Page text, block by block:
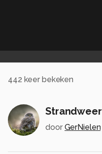
442 keer bekeken
Strandweer
door GerNielen